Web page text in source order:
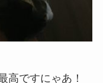
高ですにゃあ！